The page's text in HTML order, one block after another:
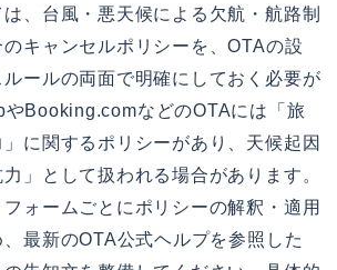
、台風・悪天候による欠航・航路制
キャンセルポリシーを、OTAの設
ールの両面で明確にしておく必要が
Booking.comなどのOTAには「旅
に関するポリシーがあり、天候起因
」として扱われる場合があります。
ォームごとにポリシーの解釈・適用
最新のOTA公式ヘルプを参照した